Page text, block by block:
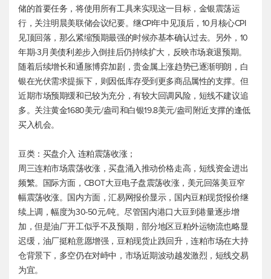
储的首要任务，将使用所有工具来实现这一目标，金银震荡运
行，关注明晨美联储会议纪要。继CPI年中见顶后，10月核心CPI
见顶回落，那么紧缩预期最强的时候亦基本确认过去。另外，10
年期-3月美债利差步入倒挂后仍持续扩大，反映市场衰退预期。
随着后续增长和通胀博弈加剧，贵金属上涨趋势已逐渐明朗，白
银在光伏需求提振下，则因低库存受到更多商品属性的支撑。但
近期市场预期缓和已较为充分，有较大回调风险，短线不建议追
多。关注黄金1680美元/盎司和白银19.8美元/盎司附近支撑的逢低
买入机会。
豆类：买盘介入 连粕震荡收涨；
周三连粕市场震荡收涨，买盘涌入推动价格走高，短线资金进出
频繁。国际方面，CBOT大豆电子盘震荡收涨，美元回落美豆窄
幅震荡收涨。国内方面，汇易网报价显示，国内豆粕现货报价继
续上调，幅度为30-50元/吨。尽管国内港口大豆到港量逐步增
加，但是油厂开工似乎不及预期，部分地区豆粕外运物流也略显
迟缓，油厂挺粕意愿增强，豆粕现货止跌回升，连粕市场在大持
仓背景下，多空仍在对峙中，市场近期波动越发激烈，短线交易
为宜。